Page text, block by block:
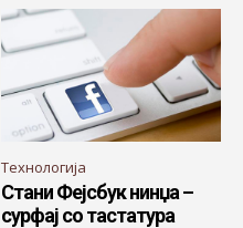
Технологија
Стани Фејсбук нинџа –
сурфај со тастатура